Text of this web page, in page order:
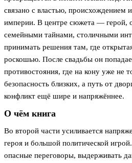
связано с властью, происхождением
империи. В центре сюжета — герой,
семейными тайнами, столичными
принимать решения там, где
роскошью. После свадьбы он
противостояния, где на кону уже не
безопасность близких, а путь от
конфликт ещё шире и напряжённее.
О чём книга
Во второй части усиливается
героя и большой политической
опасные переговоры, выдерживать